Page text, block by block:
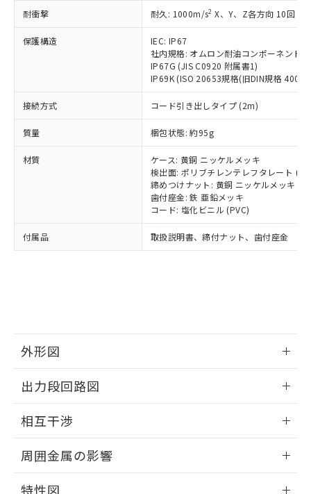
耐衝撃 耐久: 1000m/s2 X、Y、Z各方向 10回
保護構造
IEC: IP67
社内規格: オムロン耐油コンポーネント
IP67G (JIS C0920 附属書1)
IP69K (ISO 20653規格(旧DIN規格
接続方式 コード引き出しタイプ (2m)
質量 梱包状態: 約95g
材質
ケース: 黄銅 ニッケルメッキ
検出面: ポリブチレンテレフタレート
締めつけナット: 黄銅 ニッケルメッキ
歯付座金: 鉄 亜鉛メッキ
コード: 塩化ビニル (PVC)
付属品 取扱説明書、締付ナット、歯付座金
外形図
外形図
出力段回路図
出力段回路図
相互干渉
相互干渉
周囲金属の影響
特性図
タに基づき作成されるものであり、閲
覧された時点での実際の在庫および標
準価格とは異なる場合があることをご
了承ください。
正式な納期状況および標準価格はお客
様のお取引先、またはお客様担当のオ
ムロン制御機器販売店・当社販売員に
ご相談ください。
オムロン制御機器販売店や当社販売拠
販売ネットワーク
」をご確認
在庫状況および標準価格結果を当社の
事前の承諾なく第三者に漏洩または開
示しないようお願いします。
マイパーツ機能（部品リスト作成サー
ビス）をご利用いただくには、I-Web
メンバーズにご登録されている必要が
引・商談に必要な範囲で利用すること
※当社の共同利用者とは、"個人情報
の共同利用に関して"
用者の範囲」に記載されている法人を
鉛(Pb) 1000ppm以下、 水銀(Hg) 1000ppm以下、 カド
ミウム(Cd) 100ppm以下、
六価クロム(Cr(Ⅵ)) 1000ppm以下、ポリ臭化ビフェニル
類(PBB) 1000ppm以下、ポリ臭化ジフェニルエーテル類
(PBDE) 1000ppm以下、フタル酸ビス(2-エチルヘキシ
ル) (DEHP)(別名：DOP) 1000ppm以下、フタル酸ブチ
ルベンジル（BBP） 1000ppm以下、フタル酸ジブチル
（DBP） 1000ppm以下、フタル酸ジイソブチル
(DIBP) 1000ppm以下
但し、RoHS指令で産業用監視および制御機器に対する
フタル酸エステル類の４物質については閾値を超える意
部品在庫の切り替え状況などにより、予定
月が前後することがあります。
とができます。
EU RoHS指令（10物質）の非含有証明書
※本証明書は発行日時点で非含有を証明す
るもので、過去に遡って非含有を証明する
ものではありません。
物質の対応では、対応完了までの期間は出
荷製品に未対応品が混在することから備考
欄に対応日を記載しておりました。
既に当社にて対応品への在庫切替を完了
*中国RoHS10物質の基準値 (GB/T26572)：
Pb(鉛) :1000ppm、 Hg(水銀) : 1000ppm、 Cd(カドミウ
ム) : 100ppm、
Cr(Ⅵ)(六価クロム) : 1000ppm、 PBBs(ポリ臭化ビフェ
ニル類) : 1000ppm、 PBDEs(ポリ臭化ジフェニルエーテ
DBP(フタル酸ジブチル) : 1000ppm、 DIBP(フタル酸ジ
イソブチル) : 1000ppm、 BBP(フタル酸ブチルベンジ
ル) : 1000ppm、
※2 環境保護使用期限
「ｅ」：有害物質（10物質）のすべてが基
準値以下であることを示します。
「10」：通常の使用状況下において有害物
質が外部に漏えいし、環境に深刻な影響を
及ぼさない年数を意味します。
または国外への提供する場合は、日本
国政府の輸出許可(または役務取引許
可)を取得するなどの必要な手続きを
当社は規制貨物を破棄する場合は、完
全に破砕するなど、違法に輸出されな
いよう必要な手段を講じます。
当社は貴社製品を、核兵器、ミサイ
ル、化学兵器、生物兵器またはその他
武器並びにこれらの製造装置等に一切
使用いたしません。
当社は、貴社製品を第三者に販売する
場合は、上記1、2および3の内容を当
該第三者に通知します。また当社は、
販売先および販売に係わる関係者が違
法に輸出するおそれがある場合は、取
り引きをいたしません。
合意する キャンセル
一定数以上の在庫あり
一定数には満たないが在庫あり
在庫なし(最新の在庫状況につ
いては、お客様のお取引先、ま
たはお客様担当のオムロン制御
機器販売店・当社販売員にご確
認ください)
受注生産機種、また在庫状況の
情報を公開していない機種